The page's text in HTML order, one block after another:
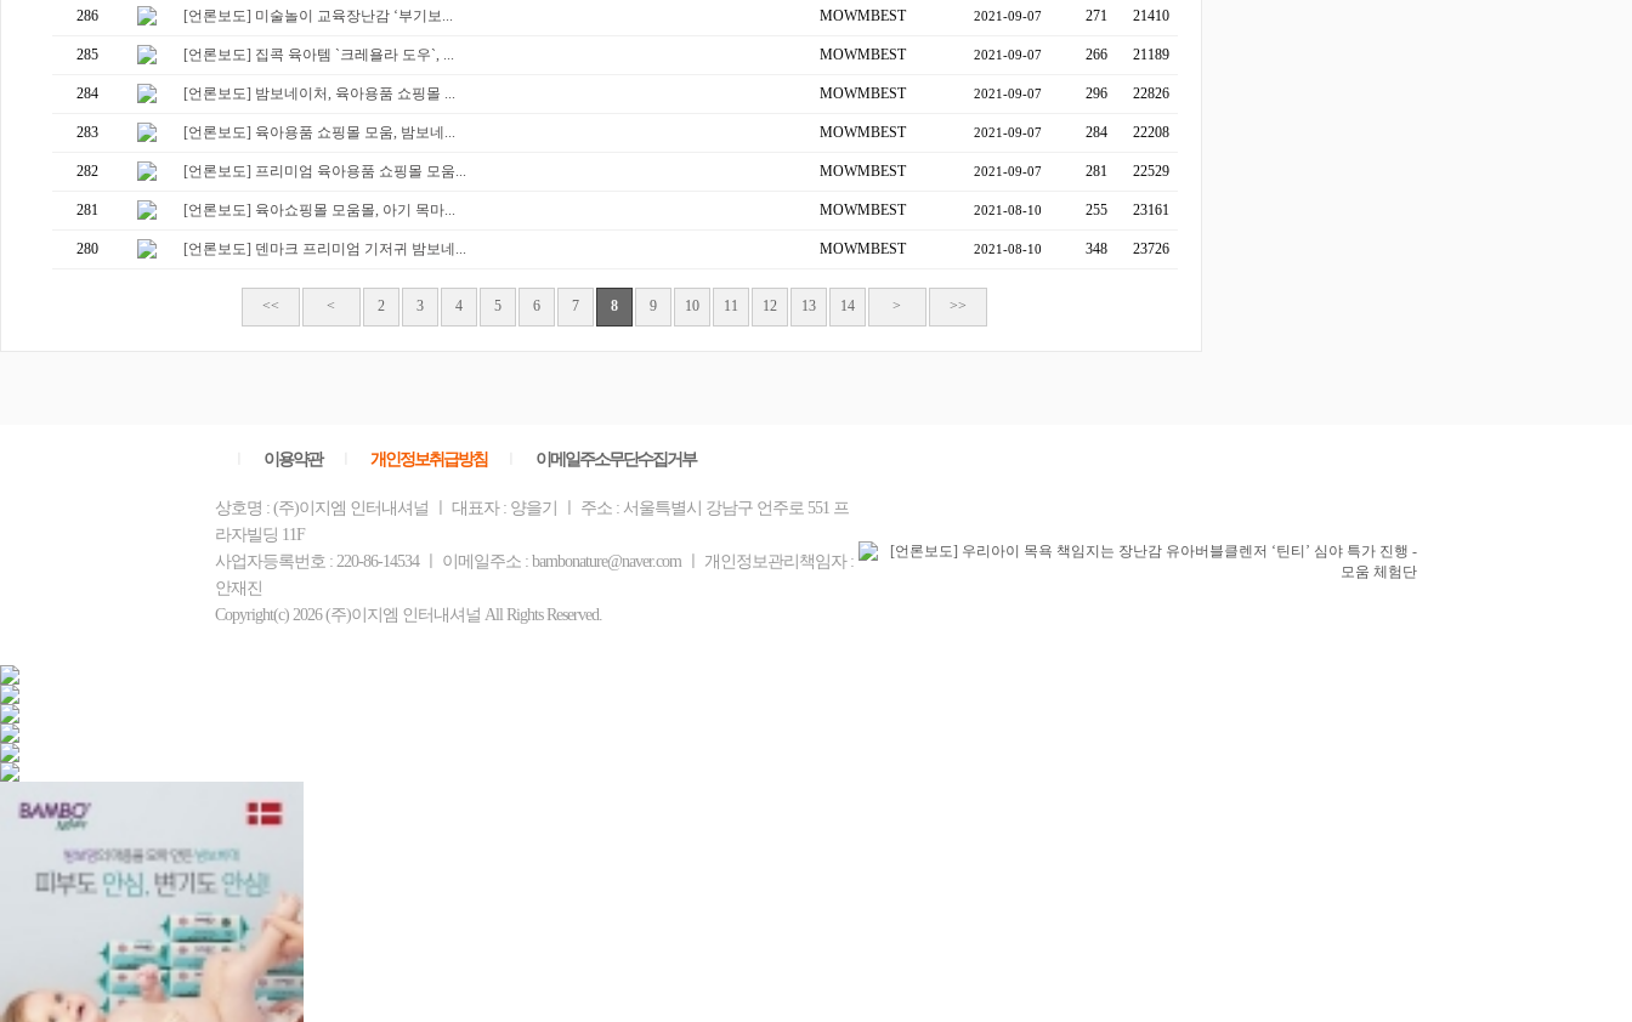
286 [언론보도] 미술놀이 교육장난감 ‘부기보... MOWMBEST 2021-09-07 271 21410
285 [언론보도] 집콕 육아템 `크레욜라 도우`, ... MOWMBEST 2021-09-07 266 21189
284 [언론보도] 밤보네이처, 육아용품 쇼핑몰 ... MOWMBEST 2021-09-07 296 22826
283 [언론보도] 육아용품 쇼핑몰 모움, 밤보네... MOWMBEST 2021-09-07 284 22208
282 [언론보도] 프리미엄 육아용품 쇼핑몰 모움... MOWMBEST 2021-09-07 281 22529
281 [언론보도] 육아쇼핑몰 모움몰, 아기 목마... MOWMBEST 2021-08-10 255 23161
280 [언론보도] 덴마크 프리미엄 기저귀 밤보네... MOWMBEST 2021-08-10 348 23726
<< < 2 3 4 5 6 7 8 9 10 11 12 13 14 > >>
이용약관 개인정보취급방침 이메일주소무단수집거부
상호명 : (주)이지엠 인터내셔널 ㅣ 대표자 : 양을기 ㅣ 주소 : 서울특별시 강남구 언주로 551 프
라자빌딩 11F
사업자등록번호 : 220-86-14534 ㅣ 이메일주소 : bambonature@naver.com ㅣ 개인정보관리책임자 :
안재진
Copyright(c) 2026 (주)이지엠 인터내셔널 All Rights Reserved.